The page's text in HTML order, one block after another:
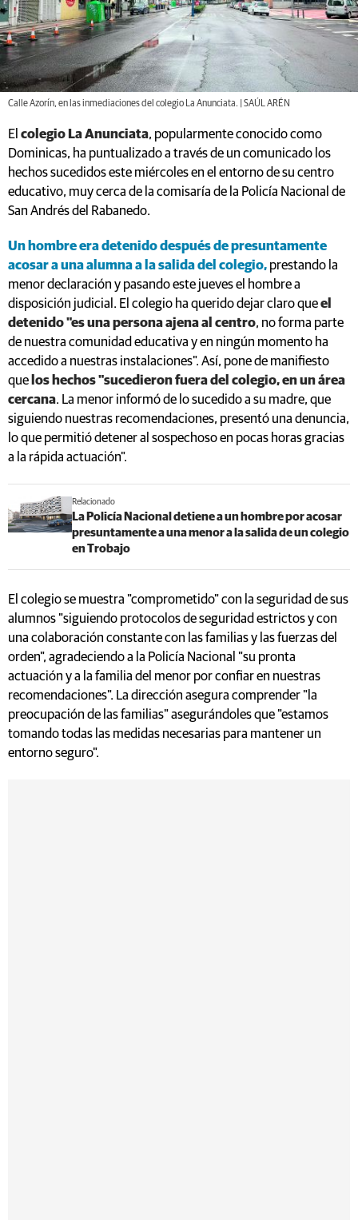
Calle Azorín, en las inmediaciones del colegio La Anunciata. | SAÚL ARÉN
El colegio La Anunciata, popularmente conocido como
Dominicas, ha puntualizado a través de un comunicado los
hechos sucedidos este miércoles en el entorno de su centro
educativo, muy cerca de la comisaría de la Policía Nacional de
San Andrés del Rabanedo.
Un hombre era detenido después de presuntamente
acosar a una alumna a la salida del colegio, prestando la
menor declaración y pasando este jueves el hombre a
disposición judicial. El colegio ha querido dejar claro queel
detenido "es una persona ajena al centro, no forma parte
de nuestra comunidad educativa y en ningún momento ha
accedido a nuestras instalaciones". Así, pone de manifiesto
que los hechos "sucedieron fuera del colegio, en un área
cercana. La menor informó de lo sucedido a su madre, que
siguiendo nuestras recomendaciones, presentó una denuncia,
lo que permitió detener al sospechoso en pocas horas gracias
a la rápida actuación".
Relacionado
La Policía Nacional detiene a un hombre por acosar
presuntamente a una menor a la salida de un colegio
en Trobajo
El colegio se muestra "comprometido" con la seguridad de sus
alumnos "siguiendo protocolos de seguridad estrictos y con
una colaboración constante con las familias y las fuerzas del
orden", agradeciendo a la Policía Nacional "su pronta
actuación y a la familia del menor por confiar en nuestras
recomendaciones". La dirección asegura comprender "la
preocupación de las familias" asegurándoles que "estamos
tomando todas las medidas necesarias para mantener un
entorno seguro".